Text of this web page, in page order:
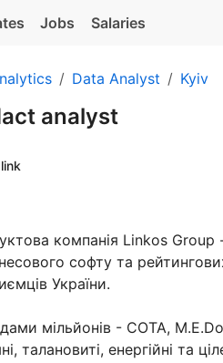
Jobs Salaries
Data Analyst Kyiv
analyst
компанія Linkos Group
софту та
України.
мільйонів - СОТА,
талановиті, енергійні та